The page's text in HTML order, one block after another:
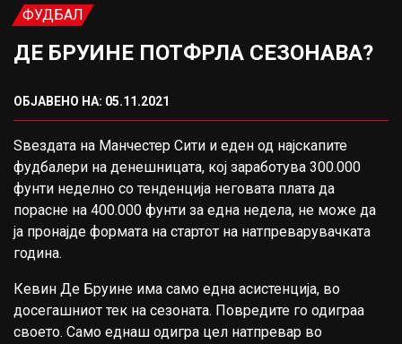
ФУДБАЛ
ДЕ БРУИНЕ ПОТФРЛА СЕЗОНАВА?
ОБЈАВЕНО НА: 05.11.2021
Ѕвездата на Манчестер Сити и еден од најскапите
фудбалери на денешницата, кој заработува 300.000
фунти неделно со тенденција неговата плата да
порасне на 400.000 фунти за една недела, не може да
ја пронајде формата на стартот на натпреварувачката
година.
Кевин Де Бруине има само една асистенција, во
досегашниот тек на сезоната. Повредите го одиграа
своето. Само еднаш одигра цел натпревар во